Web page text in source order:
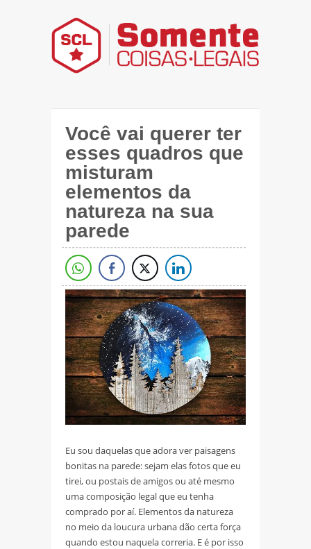
Você vai querer ter
esses quadros que
misturam
elementos da
natureza na sua
parede
Eu sou daquelas que adora ver paisagens
bonitas na parede: sejam elas fotos que eu
tirei, ou postais de amigos ou até mesmo
uma composição legal que eu tenha
comprado por aí. Elementos da natureza
no meio da loucura urbana dão certa força
quando estou naquela correria. E é por isso